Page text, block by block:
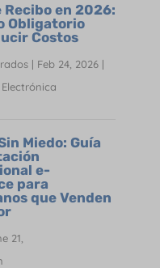
Recibo en 2026:
Obligatorio
Costos
| Feb 24, 2026|
Miedo: Guía
e-
para
que Venden
21,